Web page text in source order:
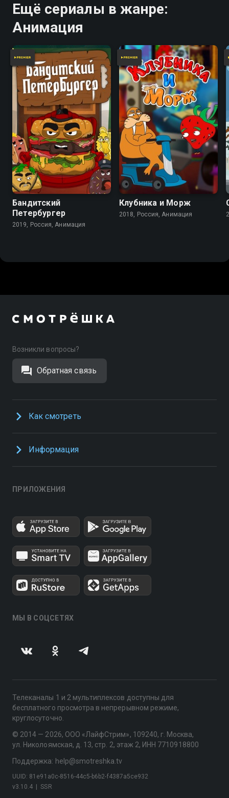
Ещё сериалы в жанре:
Анимация
Бандитский
Петербургер
2019, Россия, Анимация
Клубника и Морж
2018, Россия, Анимация
Возникли вопросы?
Обратная связь
Как смотреть
Информация
ПРИЛОЖЕНИЯ
МЫ В СОЦСЕТЯХ
Телеканалы 1 и 2 мультиплексов доступны для
бесплатного просмотра в непрерывном режиме,
круглосуточно.
© 2014 — 2026, ООО «ЛайфСтрим», 109240, г. Москва,
ул. Николоямская, д. 13, стр. 2, этаж 2, ИНН 7710918800
Поддержка: help@smotreshka.tv
v3.10.4 SSR
UUID: 81e91a0c-8516-44c5-b6b2-f4387a5ce932